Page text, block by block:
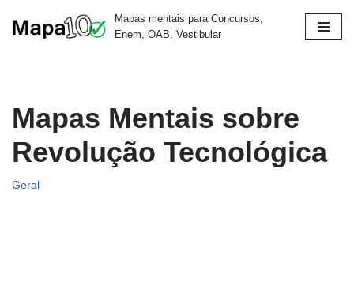
Mapas mentais para Concursos,
Enem, OAB, Vestibular
Mapas Mentais sobre
Revolução Tecnológica
Geral